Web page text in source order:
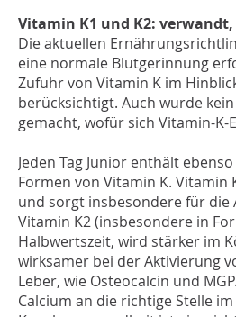
Vitamin K1 und K2:
Die aktuellen
eine normale Blutgerinnung
Zufuhr von Vitamin K im
berücksichtigt. Auch wurde
gemacht, wofür sich Vitamin-
Jeden Tag Junior enthält
Formen von Vitamin K.
und sorgt insbesondere für die
Vitamin K2 (insbesondere in
Halbwertszeit, wird stärker im
wirksamer bei der Aktivierung
Leber, wie Osteocalcin und
Calcium an die richtige Stelle